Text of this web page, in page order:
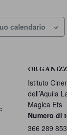
calendario
Istituto
dell’Aquila
Magica Ets
Numero di
366 289